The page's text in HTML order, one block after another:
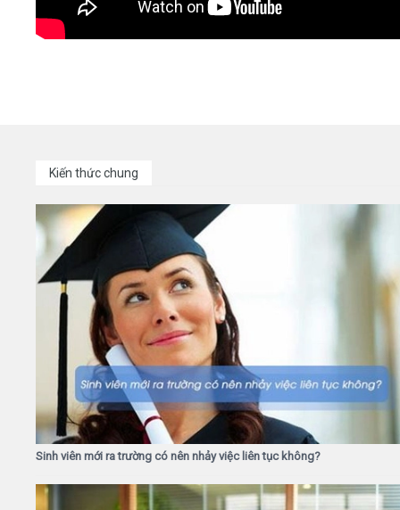
Kiến thức chung
Sinh viên mới ra trường có nên nhảy việc liên tục không?